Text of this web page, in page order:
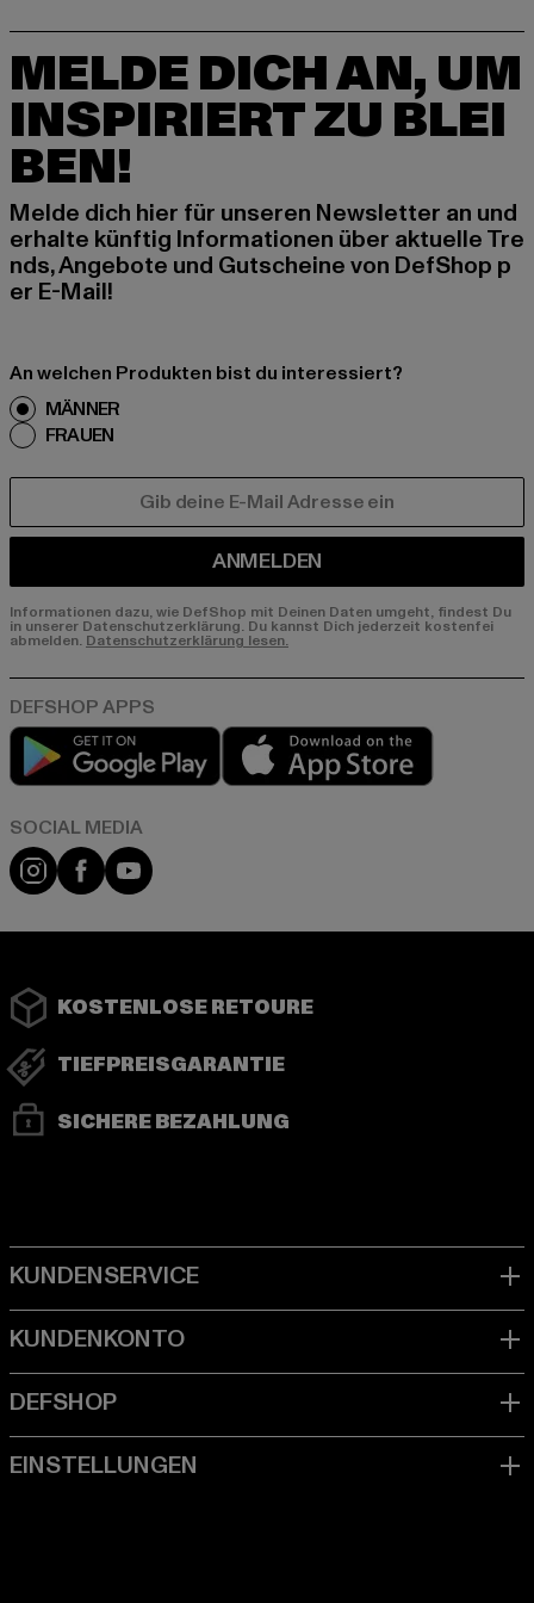
MELDE DICH AN, UM
INSPIRIERT ZU BLEI
BEN!
Melde dich hier für unseren Newsletter an und
erhalte künftig Informationen über aktuelle Tre
nds, Angebote und Gutscheine von DefShop p
er E-Mail!
An welchen Produkten bist du interessiert?
MÄNNER
FRAUEN
ANMELDEN
Informationen dazu, wie DefShop mit Deinen Daten umgeht, findest Du
in unserer Datenschutzerklärung. Du kannst Dich jederzeit kostenfei
abmelden. Datenschutzerklärung lesen.
Play market
App store
Instagram
FacebookYouTube
KOSTENLOSE RETOURE
TIEFPREISGARANTIE
SICHERE BEZAHLUNG